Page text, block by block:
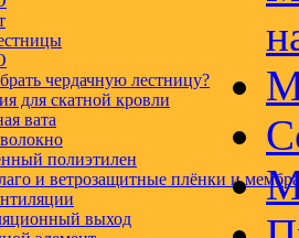
чердачную лестницу?
для скатной кровли
вата
полиэтилен
и ветрозащитные плёнки и
выход